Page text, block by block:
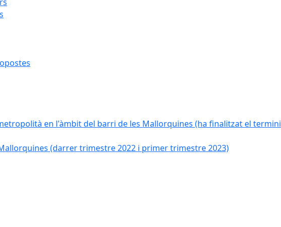
en l'àmbit del barri de les Mallorquines (ha finalitzat el termini
(darrer trimestre 2022 i primer trimestre 2023)